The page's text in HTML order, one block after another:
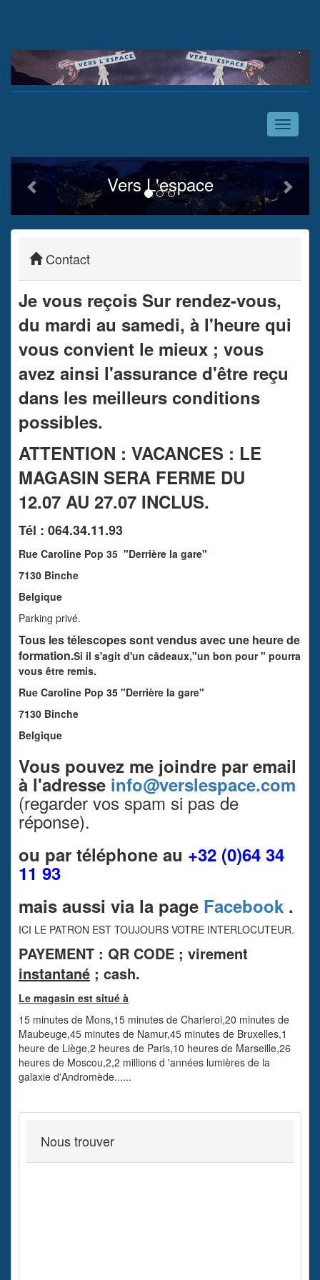
Toggle
Vers L'espace
Previous Next
Contact
Je vous reçois Sur rendez-vous,
du mardi au samedi, à l'heure qui
vous convient le mieux ; vous
avez ainsi l'assurance d'être reçu
dans les meilleurs conditions
possibles.
ATTENTION : VACANCES : LE
MAGASIN SERA FERME DU
12.07 AU 27.07 INCLUS.
Tél : 064.34.11.93
Rue Caroline Pop 35 "Derrière la gare"
7130 Binche
Belgique
Parking privé.
Tous les télescopes sont vendus avec une heure de
formation.Si il s'agit d'un câdeaux,"un bon pour " pourra
vous être remis.
Rue Caroline Pop 35 "Derrière la gare"
7130 Binche
Belgique
Vous pouvez me joindre par email
à l'adresse info@verslespace.com
(regarder vos spam si pas de
réponse).
ou par téléphone au +32 (0)64 34
11 93
mais aussi via la page Facebook .
ICI LE PATRON EST TOUJOURS VOTRE INTERLOCUTEUR.
PAYEMENT : QR CODE ; virement
instantané ; cash.
Le magasin est situé à
15 minutes de Mons,15 minutes de Charleroi,20 minutes de
Maubeuge,45 minutes de Namur,45 minutes de Bruxelles,1
heure de Liège,2 heures de Paris,10 heures de Marseille,26
heures de Moscou,2,2 millions d 'années lumières de la
galaxie d'Andromède......
Nous trouver